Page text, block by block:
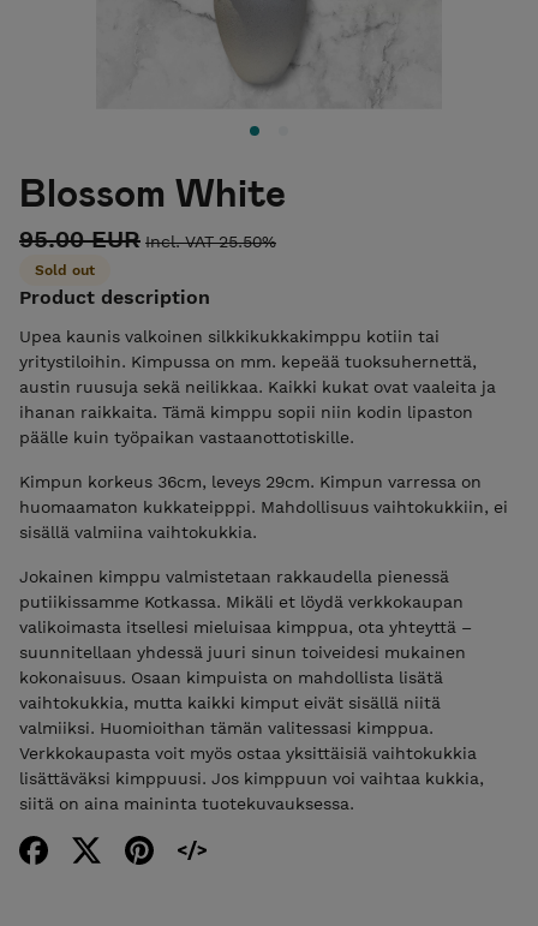
Blossom White
95.00 EUR Incl. VAT 25.50%
Sold out
Product description
Upea kaunis valkoinen silkkikukkakimppu kotiin tai
yritystiloihin. Kimpussa on mm. kepeää tuoksuhernettä,
austin ruusuja sekä neilikkaa. Kaikki kukat ovat vaaleita ja
ihanan raikkaita. Tämä kimppu sopii niin kodin lipaston
päälle kuin työpaikan vastaanottotiskille.
Kimpun korkeus 36cm, leveys 29cm. Kimpun varressa on
huomaamaton kukkateipppi. Mahdollisuus vaihtokukkiin, ei
sisällä valmiina vaihtokukkia.
Jokainen kimppu valmistetaan rakkaudella pienessä
putiikissamme Kotkassa. Mikäli et löydä verkkokaupan
valikoimasta itsellesi mieluisaa kimppua, ota yhteyttä –
suunnitellaan yhdessä juuri sinun toiveidesi mukainen
kokonaisuus. Osaan kimpuista on mahdollista lisätä
vaihtokukkia, mutta kaikki kimput eivät sisällä niitä
valmiiksi. Huomioithan tämän valitessasi kimppua.
Verkkokaupasta voit myös ostaa yksittäisiä vaihtokukkia
lisättäväksi kimppuusi. Jos kimppuun voi vaihtaa kukkia,
siitä on aina maininta tuotekuvauksessa.